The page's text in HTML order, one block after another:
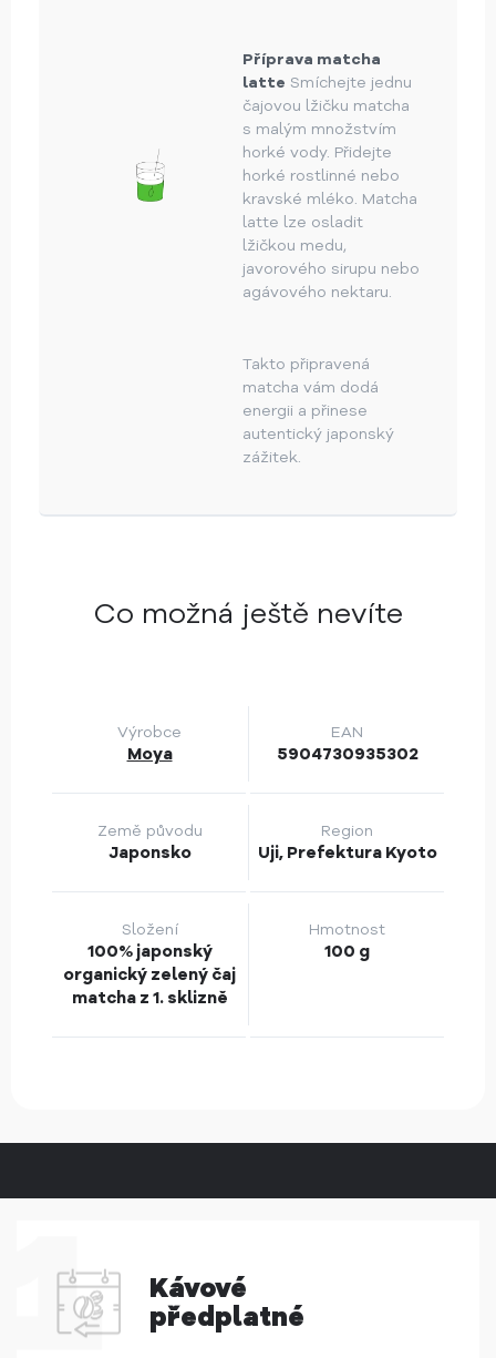
Příprava matcha
latte Smíchejte jednu
čajovou lžičku matcha
s malým množstvím
horké vody. Přidejte
horké rostlinné nebo
kravské mléko. Matcha
latte lze osladit
lžičkou medu,
javorového sirupu nebo
agávového nektaru.
Takto připravená
matcha vám dodá
energii a přinese
autentický japonský
zážitek.
Co možná ještě nevíte
Výrobce
Moya
EAN
5904730935302
Země původu
Japonsko
Region
Uji, Prefektura Kyoto
Složení
100% japonský
organický zelený čaj
matcha z 1. sklizně
Hmotnost
100 g
Kávové
předplatné